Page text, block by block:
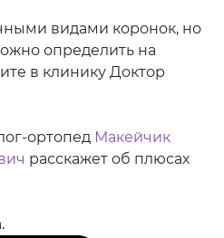
видами коронок, но
определить на
в клинику Доктор
ортопед Макейчик
расскажет об плюсах